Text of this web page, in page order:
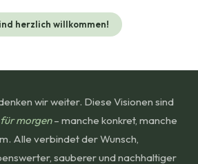
herzlich willkommen!
wir weiter. Diese Visionen sind
morgen– manche konkret, manche
Alle verbindet der Wunsch,
sauberer und nachhaltiger